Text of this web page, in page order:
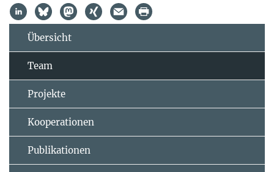
Übersicht
Team
Projekte
Kooperationen
Publikationen